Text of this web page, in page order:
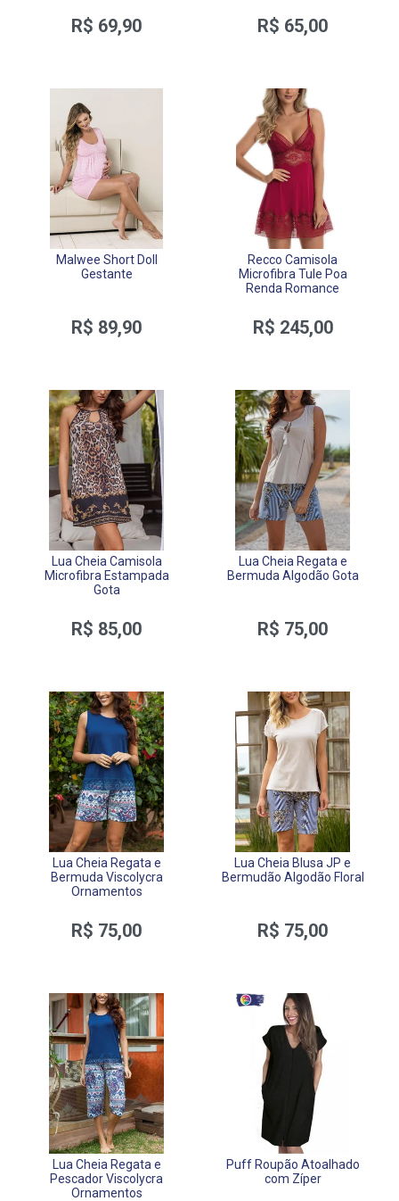
R$ 69,90 R$ 65,00
Malwee Short Doll
Gestante
R$ 89,90
Recco Camisola
Microfibra Tule Poa
Renda Romance
R$ 245,00
Lua Cheia Camisola
Microfibra Estampada
Gota
R$ 85,00
Lua Cheia Regata e
Bermuda Algodão Gota
R$ 75,00
Lua Cheia Regata e
Bermuda Viscolycra
Ornamentos
R$ 75,00
Lua Cheia Blusa JP e
Bermudão Algodão Floral
R$ 75,00
Lua Cheia Regata e
Pescador Viscolycra
Ornamentos
Puff Roupão Atoalhado
com Zíper